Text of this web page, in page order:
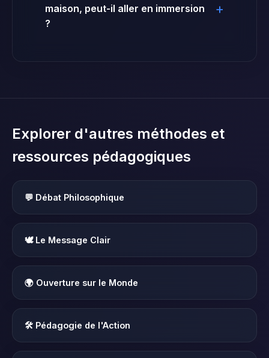
maison, peut-il aller en immersion
?
Explorer d'autres méthodes et
ressources pédagogiques
💬 Débat Philosophique
🕊️ Le Message Clair
🌍 Ouverture sur le Monde
🛠️ Pédagogie de l'Action